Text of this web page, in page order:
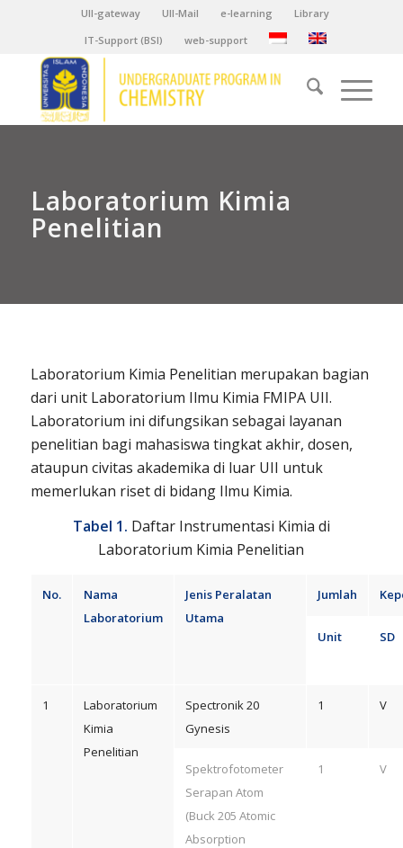
UII-gateway UII-Mail e-learning
Library
IT-Support (BSI)
web-support
Laboratorium Kimia
Penelitian
Laboratorium Kimia Penelitian merupakan bagian
dari unit Laboratorium Ilmu Kimia FMIPA UII.
Laboratorium ini difungsikan sebagai layanan
penelitian bagi mahasiswa tingkat akhir, dosen,
ataupun civitas akademika di luar UII untuk
memerlukan riset di bidang Ilmu Kimia.
Tabel 1. Daftar Instrumentasi Kimia di
Laboratorium Kimia Penelitian
No.
Nama
Laboratorium
Jenis Peralatan
Utama
Jumlah
Unit SD
1
Laboratorium
Kimia
Penelitian
Spectronik 20
Gynesis
1 V
Spektrofotometer
Serapan Atom
(Buck 205 Atomic
Absorption
1 V